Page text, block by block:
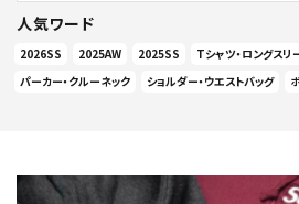
人気ワード
2026SS 2025AW 2025SS Tシャツ・ロングスリ
パーカー・クルーネック
ショルダー・ウエストバッグ